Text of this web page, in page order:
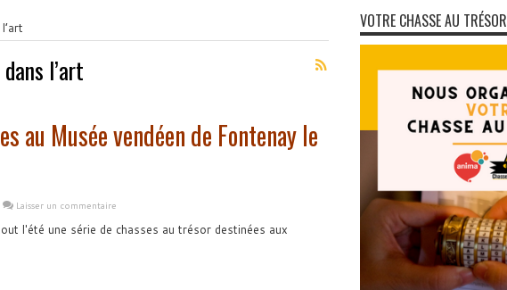
l’art
au Musée vendéen de Fontenay le
Laisser un commentaire
l'été une série de chasses au trésor destinées aux
VOTRE CHASSE AU TRÉSOR